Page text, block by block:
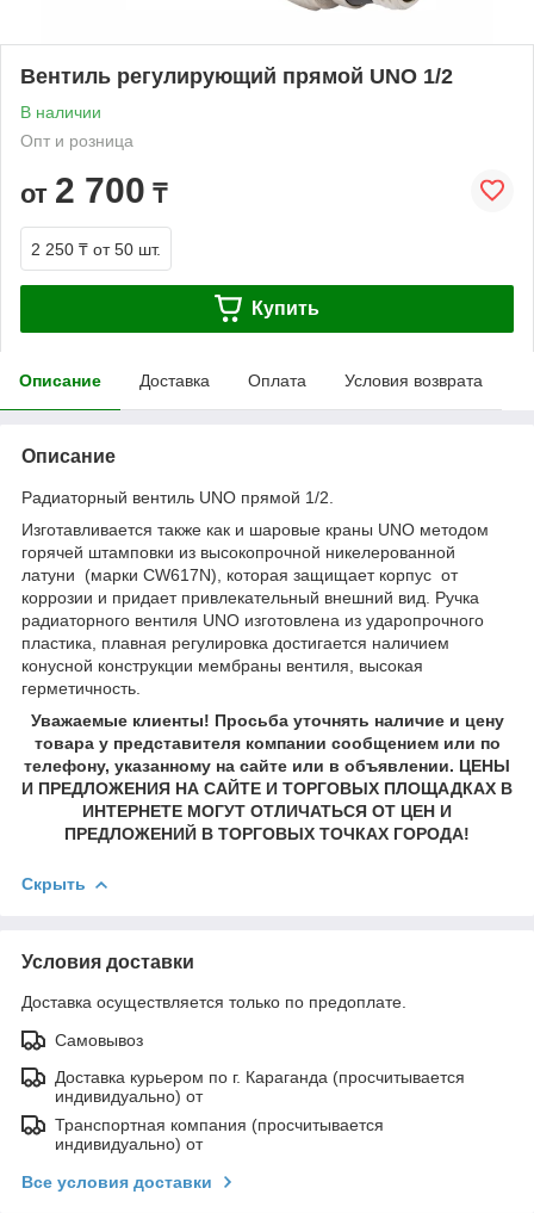
Вентиль регулирующий прямой UNO 1/2
В наличии
Опт и розница
от 2 700 ₸
2 250 ₸ от 50 шт.
Купить
Описание Доставка Оплата Условия возврата
Описание
Радиаторный вентиль UNO прямой 1/2.
Изготавливается также как и шаровые краны UNO методом
горячей штамповки из высокопрочной никелерованной
латуни (марки CW617N), которая защищает корпус от
коррозии и придает привлекательный внешний вид. Ручка
радиаторного вентиля UNO изготовлена из ударопрочного
пластика, плавная регулировка достигается наличием
конусной конструкции мембраны вентиля, высокая
герметичность.
Уважаемые клиенты! Просьба уточнять наличие и цену
товара у представителя компании сообщением или по
телефону, указанному на сайте или в объявлении. ЦЕНЫ
И ПРЕДЛОЖЕНИЯ НА САЙТЕ И ТОРГОВЫХ ПЛОЩАДКАХ В
ИНТЕРНЕТЕ МОГУТ ОТЛИЧАТЬСЯ ОТ ЦЕН И
ПРЕДЛОЖЕНИЙ В ТОРГОВЫХ ТОЧКАХ ГОРОДА!
Скрыть
Условия доставки
Доставка осуществляется только по предоплате.
Самовывоз
Доставка курьером по г. Караганда (просчитывается
индивидуально) от
Транспортная компания (просчитывается
индивидуально) от
Все условия доставки